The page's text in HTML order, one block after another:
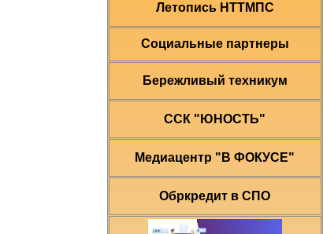
Летопись НТТМПС
Социальные партнеры
Бережливый техникум
ССК "ЮНОСТЬ"
Медиацентр "В ФОКУСЕ"
Обркредит в СПО